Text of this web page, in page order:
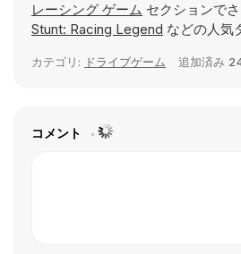
レーシング ゲーム セクションで
Stunt: Racing Legend などの人気
カテゴリ: ドライブゲーム 追加済み
コメント